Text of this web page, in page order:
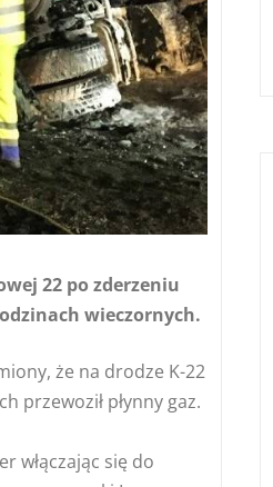
22 po zderzeniu
wieczornych.
że na drodze K-22
przewoził płynny gaz.
włączając się do